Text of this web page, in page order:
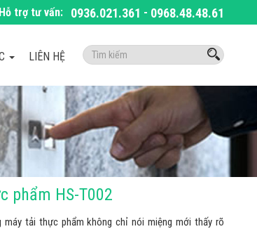
Hỗ trợ tư vấn: 0936.021.361 - 0968.48.48.61
Tìm
kiếm:
LIÊN HỆ
phẩm HS-T002
máy tải thực phẩm không chỉ nói miệng mới thấy rõ